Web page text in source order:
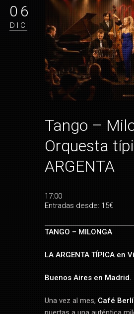
06
DIC
Tango –
Orquesta
ARGENTA
17:00
Entradas desde: 15€
TANGO – MILONGA
LA ARGENTA TÍPICA en
Buenos Aires en Madrid.
Una vez al mes, Café